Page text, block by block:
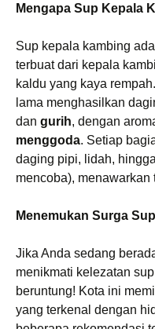
Mengapa Sup Kepala
Sup kepala kambing
terbuat dari kepala
kaldu yang kaya
lama menghasilkan
dan gurih, dengan
menggoda. Setiap
daging pipi, lidah,
mencoba), menawarkan
Menemukan Surga
Jika Anda sedang
menikmati kelezatan
beruntung! Kota ini
yang terkenal dengan